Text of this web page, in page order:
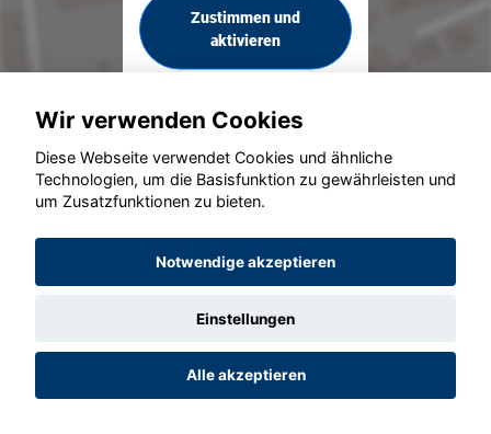
Zustimmen und
aktivieren
© konjunkturmotor.de GmbH 2020 - 2026
Wir verwenden Cookies
Diese Webseite verwendet Cookies und ähnliche
Technologien, um die Basisfunktion zu gewährleisten und
um Zusatzfunktionen zu bieten.
Notwendige akzeptieren
Einstellungen
Alle akzeptieren